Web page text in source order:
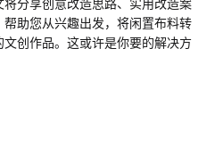
分享创意改造思路、实用改造案
助您从兴趣出发，将闲置布料转
创作品。这或许是你要的解决方